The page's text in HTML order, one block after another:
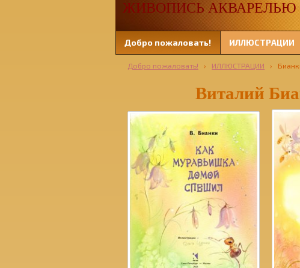
ЖИВОПИСЬ АКВАРЕЛЬЮ
Добро пожаловать! ИЛЛЮСТРАЦИИ
Добро пожаловать! › ИЛЛЮСТРАЦИИ ›
Виталий